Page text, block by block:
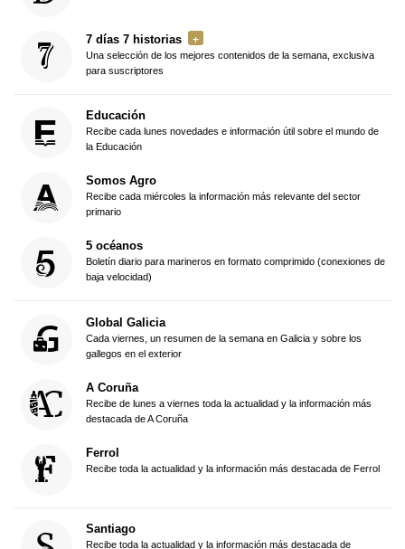
7 días 7 historias
Una selección de los mejores contenidos de la semana, exclusiva
para suscriptores
Educación
Recibe cada lunes novedades e información útil sobre el mundo de
la Educación
Somos Agro
Recibe cada miércoles la información más relevante del sector
primario
5 océanos
Boletín diario para marineros en formato comprimido (conexiones de
baja velocidad)
Global Galicia
Cada viernes, un resumen de la semana en Galicia y sobre los
gallegos en el exterior
A Coruña
Recibe de lunes a viernes toda la actualidad y la información más
destacada de A Coruña
Ferrol
Recibe toda la actualidad y la información más destacada de Ferrol
Santiago
Recibe toda la actualidad y la información más destacada de